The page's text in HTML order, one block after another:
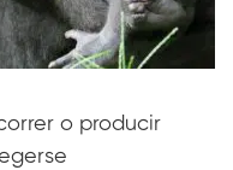
o producir